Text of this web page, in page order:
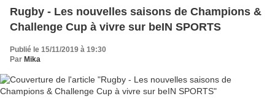
Rugby - Les nouvelles saisons de Champions &
Challenge Cup à vivre sur beIN SPORTS
Publié le 15/11/2019 à 19:30
Par Mika